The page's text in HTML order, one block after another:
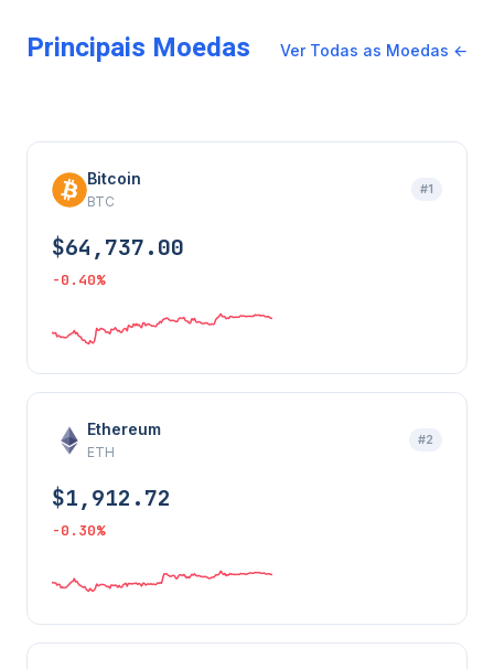
Principais Moedas Ver Todas as Moedas ←
Bitcoin
BTC
#1
$64,737.00
-0.40%
Ethereum
ETH
#2
$1,912.72
-0.30%